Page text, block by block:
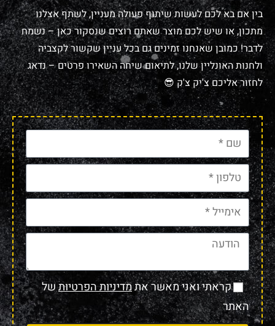
בין אם בא לכם לעשות שיתוף פעולה מעניין, לשתף אצלנו
מתכון, או שיש לכם מוצר שאתם רוצים שנסקור כאן – נשמח
לדבר! כמובן שאנחנו זמינים גם בכל עניין שקשור לקצביה
ולחנות האונליין שלנו, לתיאום שיחה השאירו פרטים – נדאג
לחזור אליכם צ'יק צ'ק 😎
קראתי ואני מאשר אתמדיניות הפרטיותשל
האתר